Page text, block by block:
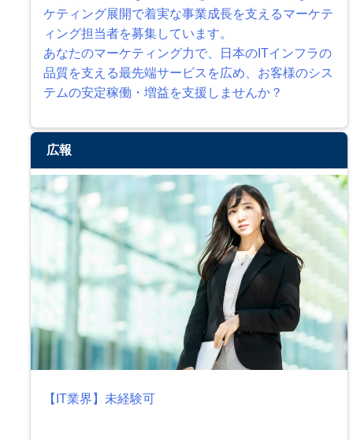
ケティング展開で着実な事業成長を支えるマーケテ
ィング担当者を募集しています。
あなたのマーケティング力で、日本のITインフラの
品質を支える最先端サービスを広め、お客様のシス
テムの安定稼働・増益を支援しませんか？
広報
【IT業界】未経験可